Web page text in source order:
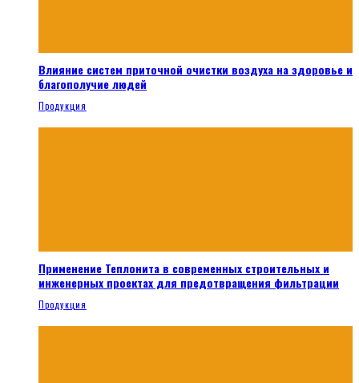
Влияние систем приточной очистки воздуха на здоровье и
благополучие людей
Продукция
Применение Теплонита в современных строительных и
инженерных проектах для предотвращения фильтрации
Продукция